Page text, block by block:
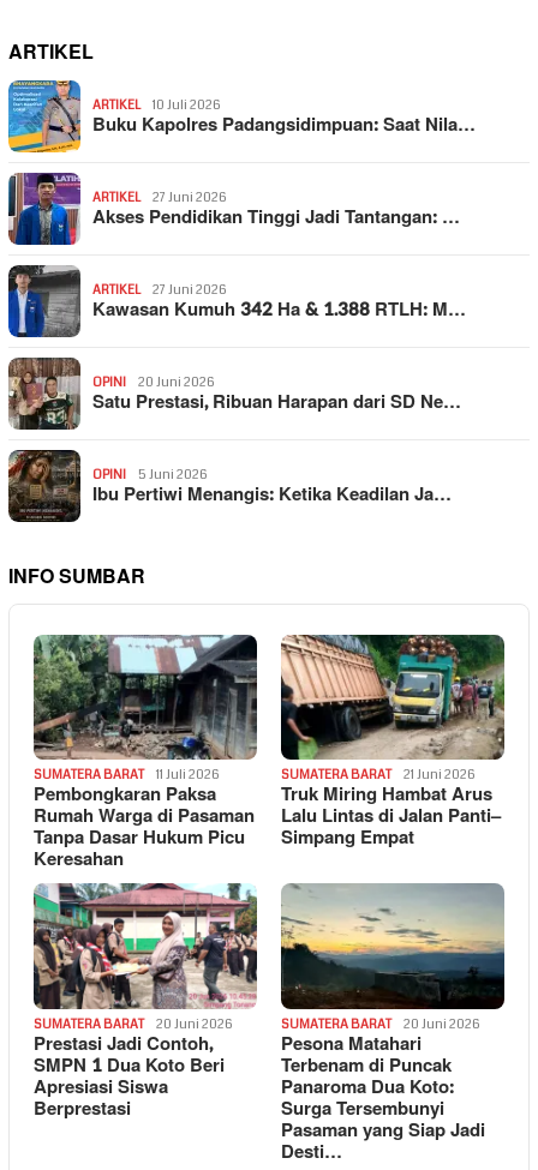
ARTIKEL
ARTIKEL 10 Juli 2026
Buku Kapolres Padangsidimpuan: Saat Nila…
ARTIKEL 27 Juni 2026
Akses Pendidikan Tinggi Jadi Tantangan: …
ARTIKEL 27 Juni 2026
Kawasan Kumuh 342 Ha & 1.388 RTLH: M…
OPINI 20 Juni 2026
Satu Prestasi, Ribuan Harapan dari SD Ne…
OPINI 5 Juni 2026
Ibu Pertiwi Menangis: Ketika Keadilan Ja…
INFO SUMBAR
SUMATERA BARAT 11 Juli 2026
Pembongkaran Paksa
Rumah Warga di Pasaman
Tanpa Dasar Hukum Picu
Keresahan
SUMATERA BARAT 21 Juni 2026
Truk Miring Hambat Arus
Lalu Lintas di Jalan Panti–
Simpang Empat
SUMATERA BARAT 20 Juni 2026
Prestasi Jadi Contoh,
SMPN 1 Dua Koto Beri
Apresiasi Siswa
Berprestasi
SUMATERA BARAT 20 Juni 2026
Pesona Matahari
Terbenam di Puncak
Panaroma Dua Koto:
Surga Tersembunyi
Pasaman yang Siap Jadi
Desti…